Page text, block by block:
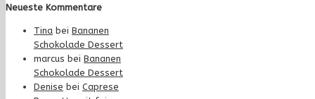
Neueste Kommentare
Tina bei Bananen
Schokolade Dessert
marcus bei Bananen
Schokolade Dessert
Denise bei Caprese